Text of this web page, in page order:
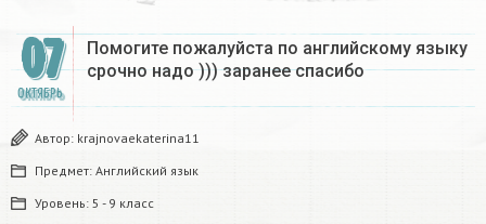
07
ОКТЯБРЬ
Помогите пожалуйста по английскому языку
срочно надо ))) заранее спасибо
Автор: krajnovaekaterina11
Предмет: Английский язык
Уровень: 5 - 9 класс